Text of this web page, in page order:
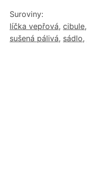
Suroviny:
líčka vepřová, cibule,
sušená pálivá, sádlo,